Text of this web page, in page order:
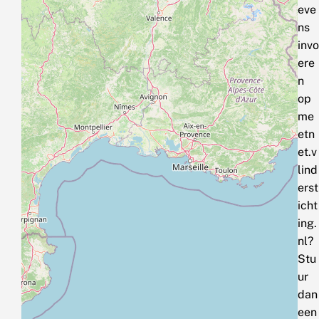
eve
ns
invo
ere
n
op
me
etn
et.v
lind
erst
icht
ing.
nl?
Stu
ur
dan
een